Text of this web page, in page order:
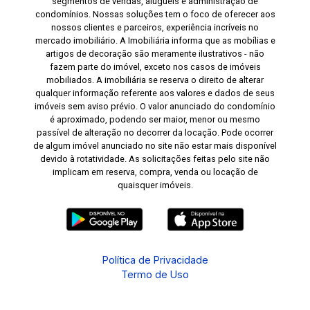
condomínios. Nossas soluções tem o foco de oferecer aos
nossos clientes e parceiros, experiência incríveis no
mercado imobiliário. A Imobiliária informa que as mobílias e
artigos de decoração são meramente ilustrativos - não
fazem parte do imóvel, exceto nos casos de imóveis
mobiliados. A imobiliária se reserva o direito de alterar
qualquer informação referente aos valores e dados de seus
imóveis sem aviso prévio. O valor anunciado do condomínio
é aproximado, podendo ser maior, menor ou mesmo
passível de alteração no decorrer da locação. Pode ocorrer
de algum imóvel anunciado no site não estar mais disponível
devido à rotatividade. As solicitações feitas pelo site não
implicam em reserva, compra, venda ou locação de
quaisquer imóveis.
Política de Privacidade
Termo de Uso